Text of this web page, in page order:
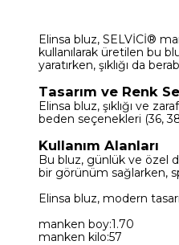
Elinsa bluz, SELVİCİ®
kullanılarak üretilen bu
yaratırken, şıklığı da
Tasarım ve Renk
Elinsa bluz, şıklığı ve
beden seçenekleri (36,
Kullanım Alanları
Bu bluz, günlük ve özel
bir görünüm sağlarken,
Elinsa bluz, modern
manken boy:1.70
manken kilo:57